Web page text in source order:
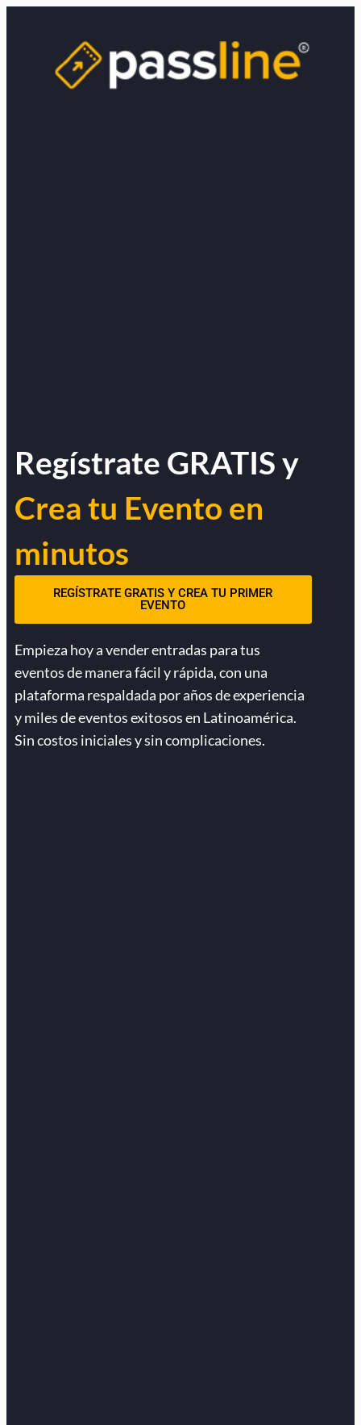
Regístrate GRATIS y
Crea tu Evento en
minutos
REGÍSTRATE GRATIS Y CREA TU PRIMER
EVENTO
Empieza hoy a vender entradas para tus
eventos de manera fácil y rápida, con una
plataforma respaldada por años de experiencia
y miles de eventos exitosos en Latinoamérica.
Sin costos iniciales y sin complicaciones.